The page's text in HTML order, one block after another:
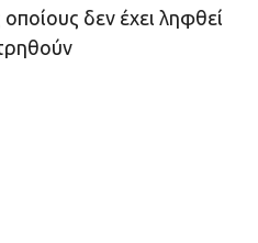
δεν έχει ληφθεί